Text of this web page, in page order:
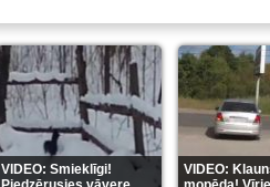
VIDEO: Smieklīgi!
VIDEO: